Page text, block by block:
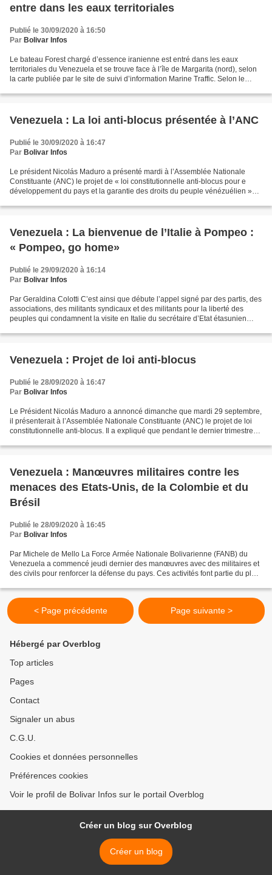
entre dans les eaux territoriales
Publié le 30/09/2020 à 16:50
Par Bolivar Infos
Le bateau Forest chargé d’essence iranienne est entré dans les eaux
territoriales du Venezuela et se trouve face à l’île de Margarita (nord), selon
la carte publiée par le site de suivi d’information Marine Traffic. Selon le
Venezuela : La loi anti-blocus présentée à l’ANC
Publié le 30/09/2020 à 16:47
Par Bolivar Infos
Le président Nicolás Maduro a présenté mardi à l’Assemblée Nationale
Constituante (ANC) le projet de « loi constitutionnelle anti-blocus pour e
développement du pays et la garantie des droits du peuple vénézuélien »
Venezuela : La bienvenue de l’Italie à Pompeo :
« Pompeo, go home»
Publié le 29/09/2020 à 16:14
Par Bolivar Infos
Par Geraldina Colotti C’est ainsi que débute l’appel signé par des partis, des
associations, des militants syndicaux et des militants pour la liberté des
peuples qui condamnent la visite en Italie du secrétaire d’Etat étasunien
Venezuela : Projet de loi anti-blocus
Publié le 28/09/2020 à 16:47
Par Bolivar Infos
Le Président Nicolás Maduro a annoncé dimanche que mardi 29 septembre,
il présenterait à l’Assemblée Nationale Constituante (ANC) le projet de loi
constitutionnelle anti-blocus. Il a expliqué que pendant le dernier trimestre
Venezuela : Manœuvres militaires contre les
menaces des Etats-Unis, de la Colombie et du
Brésil
Publié le 28/09/2020 à 16:45
Par Bolivar Infos
Par Michele de Mello La Force Armée Nationale Bolivarienne (FANB) du
Venezuela a commencé jeudi dernier des manœuvres avec des militaires et
des civils pour renforcer la défense du pays. Ces activités font partie du plan
< Page précédente Page suivante >
Hébergé par Overblog
Top articles
Pages
Contact
Signaler un abus
C.G.U.
Cookies et données personnelles
Préférences cookies
Voir le profil de Bolivar Infos sur le portail Overblog
Créer un blog sur Overblog
Créer un blog